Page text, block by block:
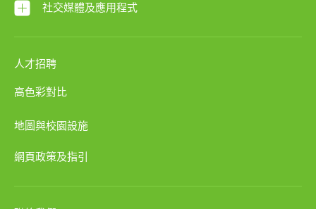
社交媒體及應用程式
人才招聘
高色彩對比
地圖與校園設施
網頁政策及指引